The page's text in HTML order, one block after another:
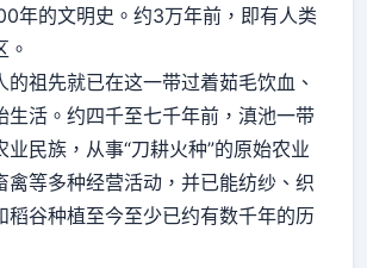
年的文明史。约3万年前，即有人类
。
的祖先就已在这一带过着茹毛饮血、
生活。约四千至七千年前，滇池一带
业民族，从事“刀耕火种”的原始农业
禽等多种经营活动，并已能纺纱、织
稻谷种植至今至少已约有数千年的历